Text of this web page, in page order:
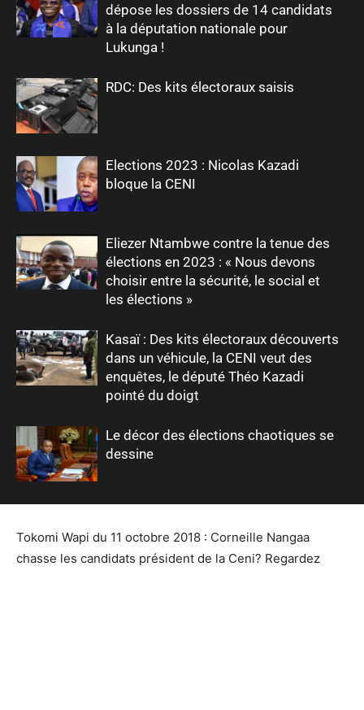
dépose les dossiers de 14 candidats
à la députation nationale pour
Lukunga !
RDC: Des kits électoraux saisis
Elections 2023 : Nicolas Kazadi
bloque la CENI
Eliezer Ntambwe contre la tenue des
élections en 2023 : « Nous devons
choisir entre la sécurité, le social et
les élections »
Kasaï : Des kits électoraux découverts
dans un véhicule, la CENI veut des
enquêtes, le député Théo Kazadi
pointé du doigt
Le décor des élections chaotiques se
dessine
Tokomi Wapi du 11 octobre 2018 : Corneille Nangaa
chasse les candidats président de la Ceni? Regardez